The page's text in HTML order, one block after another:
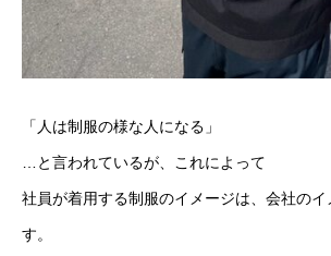
「人は制服の様な人になる」
…と言われているが、これによって
社員が着用する制服のイメージは、会社のイ
す。